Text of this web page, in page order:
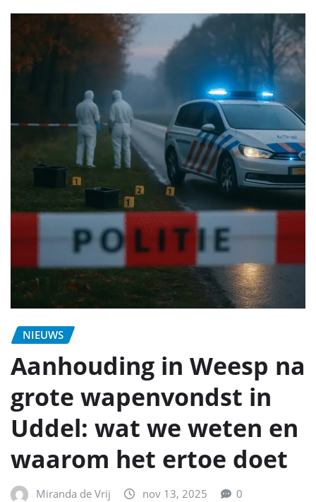
NIEUWS
Aanhouding in Weesp na
grote wapenvondst in
Uddel: wat we weten en
waarom het ertoe doet
Miranda de Vrij nov 13, 2025 0